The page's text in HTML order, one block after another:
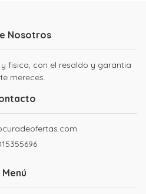
Nosotros
fisica, con el resaldo y garantia
mereces.
Menú